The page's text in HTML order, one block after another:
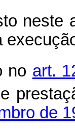
neste
no art.
de